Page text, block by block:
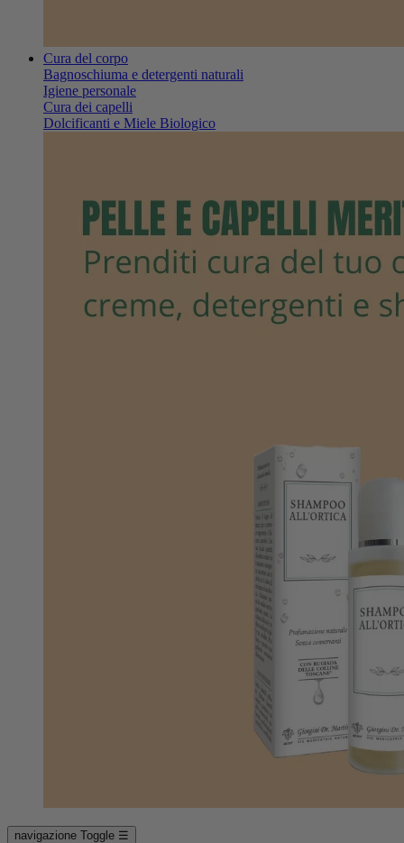
Cura del corpo
Bagnoschiuma e detergenti naturali
Igiene personale
Cura dei capelli
Dolcificanti e Miele Biologico
navigazione Toggle ☰